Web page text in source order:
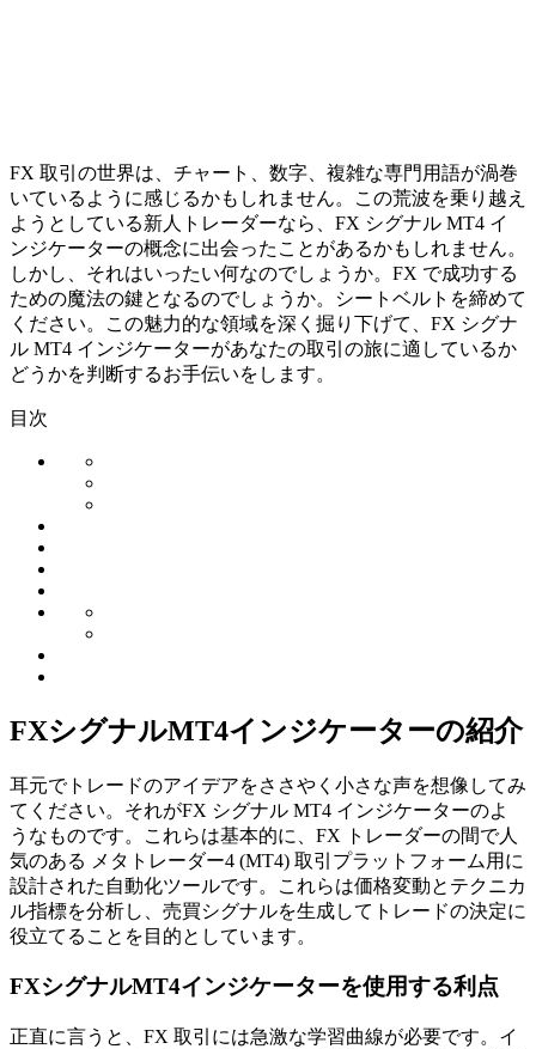
FX 取引の世界は、チャート、数字、複雑な専門用語が渦巻
いているように感じるかもしれません。この荒波を乗り越え
ようとしている新人トレーダーなら、FX シグナル MT4 イ
ンジケーターの概念に出会ったことがあるかもしれません。
しかし、それはいったい何なのでしょうか。FX で成功する
ための魔法の鍵となるのでしょうか。シートベルトを締めて
ください。この魅力的な領域を深く掘り下げて、FX シグナ
ル MT4 インジケーターがあなたの取引の旅に適しているか
どうかを判断するお手伝いをします。
目次
FXシグナルMT4インジケーターの紹介
耳元でトレードのアイデアをささやく小さな声を想像してみ
てください。それがFX シグナル MT4 インジケーターのよ
うなものです。これらは基本的に、FX トレーダーの間で人
気のある メタトレーダー4 (MT4) 取引プラットフォーム用に
設計された自動化ツールです。これらは価格変動とテクニカ
ル指標を分析し、売買シグナルを生成してトレードの決定に
役立てることを目的としています。
FXシグナルMT4インジケーターを使用する利点
正直に言うと、FX 取引には急激な学習曲線が必要です。イ